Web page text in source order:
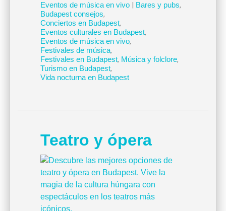
Eventos de música en vivo| Bares y pubs,
Budapest consejos,
Conciertos en Budapest,
Eventos culturales en Budapest,
Eventos de música en vivo,
Festivales de música,
Festivales en Budapest, Música y folclore,
Turismo en Budapest,
Vida nocturna en Budapest
Teatro y ópera